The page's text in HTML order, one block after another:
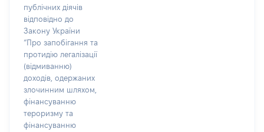
публічних діячів
відповідно до
Закону України
“Про запобігання та
протидію легалізації
(відмиванню)
доходів, одержаних
злочинним шляхом,
фінансуванню
тероризму та
фінансуванню